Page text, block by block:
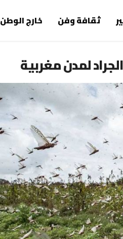
ثقافة وفن خارج الوطن
لمدن مغربية